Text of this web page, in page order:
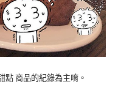
點 商品的紀錄為主唷。